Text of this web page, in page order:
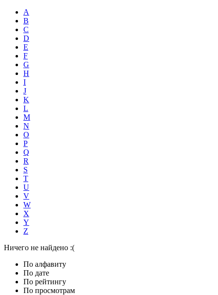
A
B
C
D
E
F
G
H
I
J
K
L
M
N
O
P
Q
R
S
T
U
V
W
X
Y
Z
Ничего не найдено :(
По алфавиту
По дате
По рейтингу
По просмотрам